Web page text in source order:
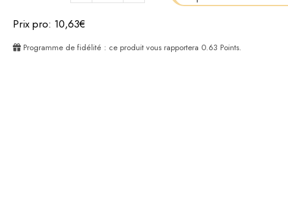
Prix pro: 10,63€
Programme de fidélité : ce produit vous rapportera 0.63 Points.